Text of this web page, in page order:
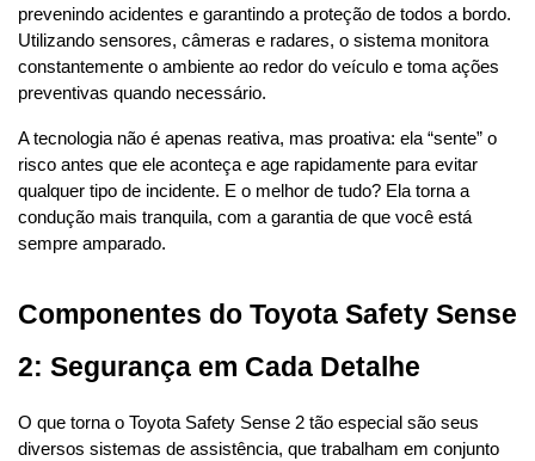
prevenindo acidentes e garantindo a proteção de todos a bordo.
Utilizando sensores, câmeras e radares, o sistema monitora
constantemente o ambiente ao redor do veículo e toma ações
preventivas quando necessário.
A tecnologia não é apenas reativa, mas proativa: ela “sente” o
risco antes que ele aconteça e age rapidamente para evitar
qualquer tipo de incidente. E o melhor de tudo? Ela torna a
condução mais tranquila, com a garantia de que você está
sempre amparado.
Componentes do Toyota Safety Sense
2: Segurança em Cada Detalhe
O que torna o Toyota Safety Sense 2 tão especial são seus
diversos sistemas de assistência, que trabalham em conjunto